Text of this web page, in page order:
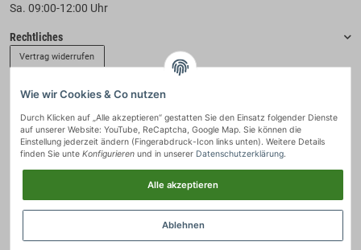
Sa. 09:00-12:00 Uhr
Rechtliches
Vertrag widerrufen
Zahlung & Versand
Wie wir Cookies & Co nutzen
Durch Klicken auf „Alle akzeptieren“ gestatten Sie den Einsatz folgender Dienste
auf unserer Website: YouTube, ReCaptcha, Google Map. Sie können die
Einstellung jederzeit ändern (Fingerabdruck-Icon links unten). Weitere Details
finden Sie unte Konfigurieren und in unserer Datenschutzerklärung.
Alle akzeptieren
Ablehnen